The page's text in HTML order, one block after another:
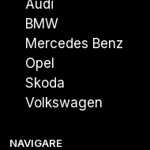
Audi
BMW
Mercedes Benz
Opel
Skoda
Volkswagen
NAVIGARE